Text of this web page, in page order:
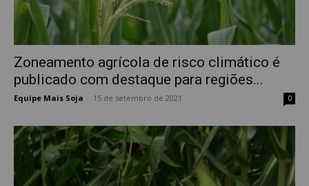
Zoneamento agrícola de risco climático é
publicado com destaque para regiões...
Equipe Mais Soja 15 de setembro de 2021 0